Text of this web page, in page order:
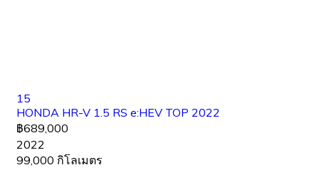
15
HONDA HR-V 1.5 RS e:HEV TOP 2022
฿689,000
2022
99,000 กิโลเมตร